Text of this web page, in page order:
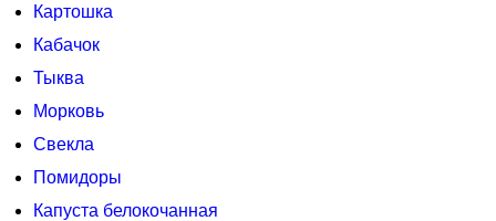
Картошка
Кабачок
Тыква
Морковь
Свекла
Помидоры
Капуста белокочанная